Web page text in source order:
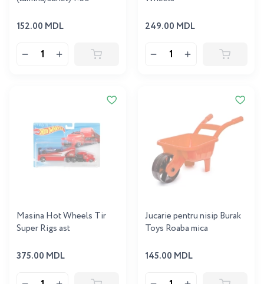
152.00 MDL 249.00 MDL
Masina Hot Wheels Tir
Super Rigs ast
375.00 MDL
Jucarie pentru nisip Burak
Toys Roaba mica
145.00 MDL